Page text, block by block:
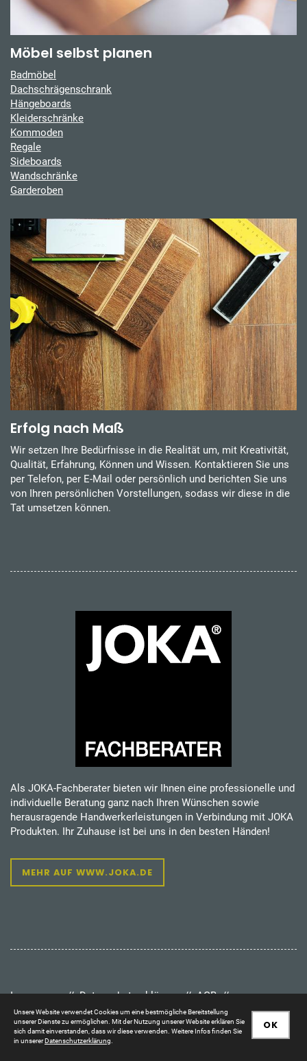
Möbel selbst planen
Badmöbel
Dachschrägenschrank
Hängeboards
Kleiderschränke
Kommoden
Regale
Sideboards
Wandschränke
Garderoben
Erfolg nach Maß
Wir setzen Ihre Bedürfnisse in die Realität um, mit Kreativität,
Qualität, Erfahrung, Können und Wissen. Kontaktieren Sie uns
per Telefon, per E-Mail oder persönlich und berichten Sie uns
von Ihren persönlichen Vorstellungen, sodass wir diese in die
Tat umsetzen können.
Als JOKA-Fachberater bieten wir Ihnen eine professionelle und
individuelle Beratung ganz nach Ihren Wünschen sowie
herausragende Handwerkerleistungen in Verbindung mit JOKA
Produkten. Ihr Zuhause ist bei uns in den besten Händen!
MEHR AUF WWW.JOKA.DE
Impressum//Datenschutzerklärung//AGB//
Widerrufsbelehrung//Hinweis nach VSBG
OK
Unsere Website verwendet Cookies um eine bestmögliche Bereitstellung
unserer Dienste zu ermöglichen. Mit der Nutzung unserer Website erklären Sie
sich damit einverstanden, dass wir diese verwenden. Weitere Infos finden Sie
in unsererDatenschutzerklärung